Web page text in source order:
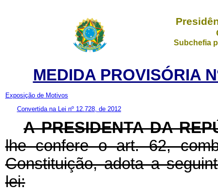
Subchefia
MEDIDA PROVISÓRIA
Exposição de Motivos
Convertida na Lei nº 12.728, de 2012
A PRESIDENTA DA
lhe confere o art. 62,
Constituição, adota a
lei: